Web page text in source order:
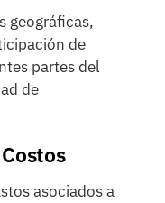
geográficas,
de
partes del
de
asociados a